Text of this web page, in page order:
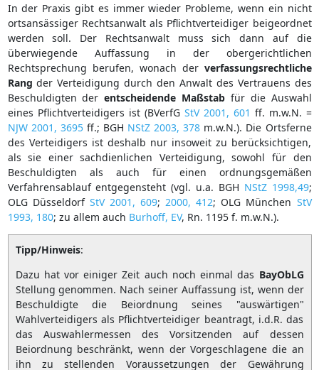
In der Praxis gibt es immer wieder Probleme, wenn ein nicht
ortsansässiger Rechtsanwalt als Pflichtverteidiger beigeordnet
werden soll. Der Rechtsanwalt muss sich dann auf die
überwiegende Auffassung in der obergerichtlichen
Rechtsprechung berufen, wonach der verfassungsrechtliche
Rang der Verteidigung durch den Anwalt des Vertrauens des
Beschuldigten derentscheidende Maßstab für die Auswahl
eines Pflichtverteidigers ist (BVerfG StV 2001, 601 ff. m.w.N. =
NJW 2001, 3695ff.; BGH NStZ 2003, 378 m.w.N.). Die Ortsferne
des Verteidigers ist deshalb nur insoweit zu berücksichtigen,
als sie einer sachdienlichen Verteidigung, sowohl für den
Beschuldigten als auch für einen ordnungsgemäßen
Verfahrensablauf entgegensteht (vgl. u.a. BGH NStZ 1998,49;
OLG Düsseldorf StV 2001, 609; 2000, 412; OLG München StV
1993, 180; zu allem auch Burhoff, EV, Rn. 1195 f. m.w.N.).
Tipp/Hinweis:
Dazu hat vor einiger Zeit auch noch einmal das BayObLG
Stellung genommen. Nach seiner Auffassung ist, wenn der
Beschuldigte die Beiordnung seines "auswärtigen"
Wahlverteidigers als Pflichtverteidiger beantragt, i.d.R. das
das Auswahlermessen des Vorsitzenden auf dessen
Beiordnung beschränkt, wenn der Vorgeschlagene die an
ihn zu stellenden Voraussetzungen der Gewährung